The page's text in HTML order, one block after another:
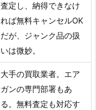
査定し、納得できなけ
れば無料キャンセルOK
だが、ジャンク品の扱
いは微妙。
大手の買取業者。エア
ガンの専門部署もあ
る。無料査定も対応す